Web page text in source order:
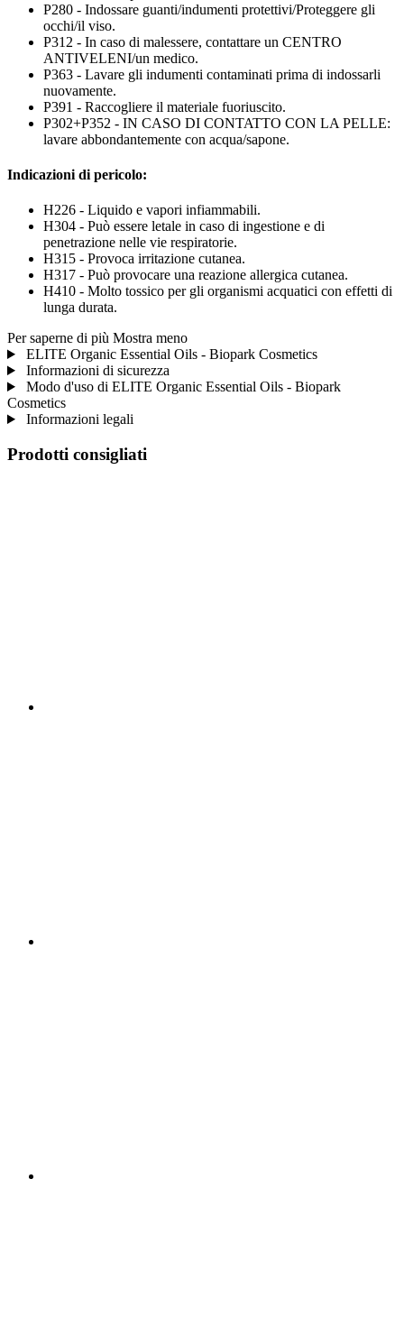
P280 - Indossare guanti/indumenti protettivi/Proteggere gli
occhi/il viso.
P312 - In caso di malessere, contattare un CENTRO
ANTIVELENI/un medico.
P363 - Lavare gli indumenti contaminati prima di indossarli
nuovamente.
P391 - Raccogliere il materiale fuoriuscito.
P302+P352 - IN CASO DI CONTATTO CON LA PELLE:
lavare abbondantemente con acqua/sapone.
Indicazioni di pericolo:
H226 - Liquido e vapori infiammabili.
H304 - Può essere letale in caso di ingestione e di
penetrazione nelle vie respiratorie.
H315 - Provoca irritazione cutanea.
H317 - Può provocare una reazione allergica cutanea.
H410 - Molto tossico per gli organismi acquatici con effetti di
lunga durata.
Per saperne di più Mostra meno
ELITE Organic Essential Oils - Biopark Cosmetics
Informazioni di sicurezza
Modo d'uso di ELITE Organic Essential Oils - Biopark
Cosmetics
Informazioni legali
Prodotti consigliati